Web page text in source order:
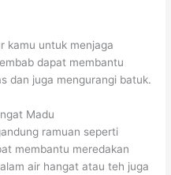
kamu untuk menjaga
dapat membantu
dan juga mengurangi batuk.
Madu
ramuan seperti
membantu meredakan
air hangat atau teh juga